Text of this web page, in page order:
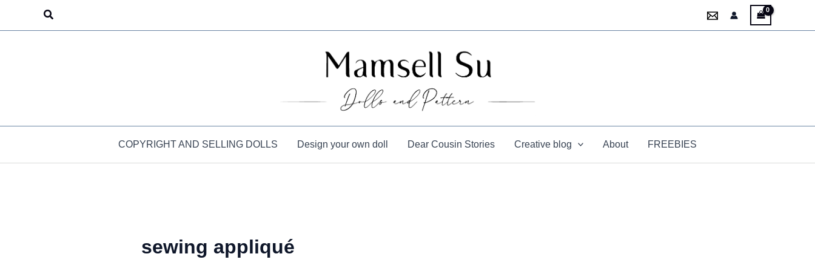
Search
COPYRIGHT AND SELLING DOLLS Design your own doll Dear Cousin Stories Creative blog About FREEBIES
sewing appliqué